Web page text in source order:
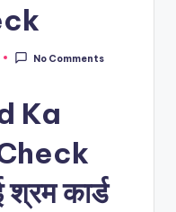
No Comments
Ka
कार्ड